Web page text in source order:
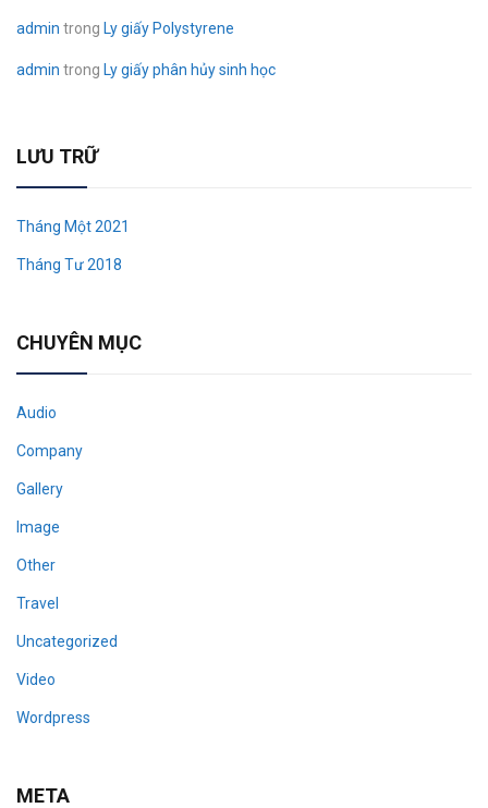
admin trong Ly giấy Polystyrene
admin trong Ly giấy phân hủy sinh học
LƯU TRỮ
Tháng Một 2021
Tháng Tư 2018
CHUYÊN MỤC
Audio
Company
Gallery
Image
Other
Travel
Uncategorized
Video
Wordpress
META